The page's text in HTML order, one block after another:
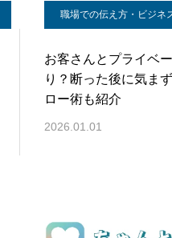
職場での伝え方・ビジネ
お客さんとプライベ
り？断った後に気ま
ロー術も紹介
2026.01.01